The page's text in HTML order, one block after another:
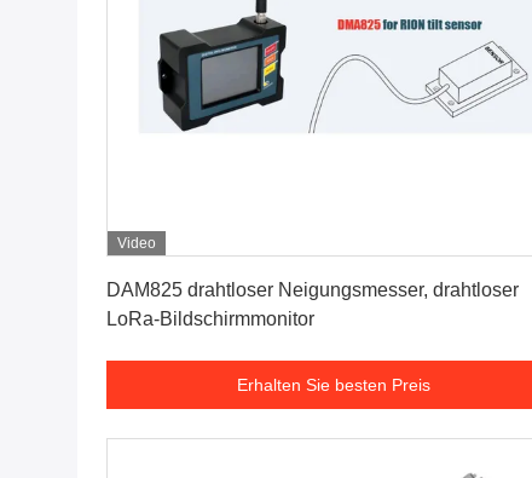
Video
DAM825 drahtloser Neigungsmesser, drahtloser
LoRa-Bildschirmmonitor
Erhalten Sie besten Preis